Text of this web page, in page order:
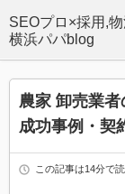
SEOプロ×採用,物
横浜パパblog
農家 卸売業者
成功事例・契
この記事は14分で